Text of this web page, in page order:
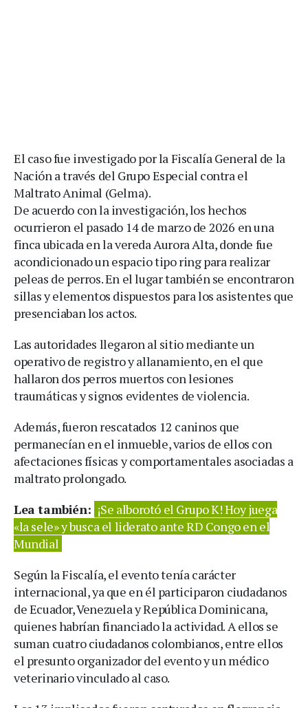
El caso fue investigado por la Fiscalía General de la
Nación a través del Grupo Especial contra el
Maltrato Animal (Gelma).
De acuerdo con la investigación, los hechos
ocurrieron el pasado 14 de marzo de 2026 en una
finca ubicada en la vereda Aurora Alta, donde fue
acondicionado un espacio tipo ring para realizar
peleas de perros. En el lugar también se encontraron
sillas y elementos dispuestos para los asistentes que
presenciaban los actos.
Las autoridades llegaron al sitio mediante un
operativo de registro y allanamiento, en el que
hallaron dos perros muertos con lesiones
traumáticas y signos evidentes de violencia.
Además, fueron rescatados 12 caninos que
permanecían en el inmueble, varios de ellos con
afectaciones físicas y comportamentales asociadas a
maltrato prolongado.
Lea también: ¡Se alborotó el Grupo K! Hoy juega
«la sele» y busca el liderato ante RD Congo en el
Mundial
Según la Fiscalía, el evento tenía carácter
internacional, ya que en él participaron ciudadanos
de Ecuador, Venezuela y República Dominicana,
quienes habrían financiado la actividad. A ellos se
suman cuatro ciudadanos colombianos, entre ellos
el presunto organizador del evento y un médico
veterinario vinculado al caso.